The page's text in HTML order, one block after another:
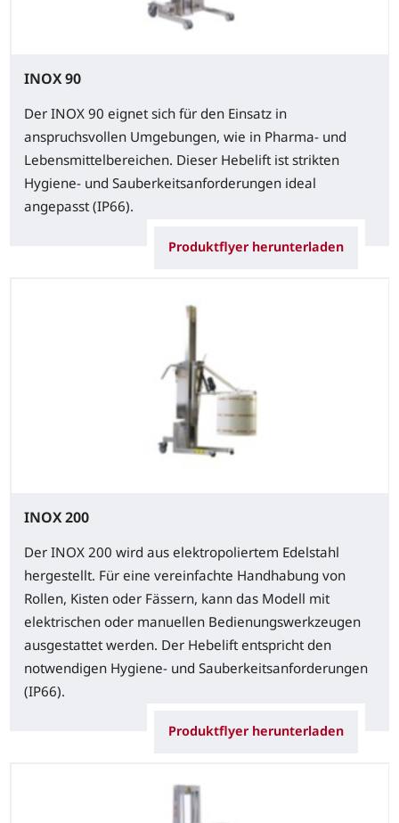
INOX 90
Der INOX 90 eignet sich für den Einsatz in
anspruchsvollen Umgebungen, wie in Pharma- und
Lebensmittelbereichen. Dieser Hebelift ist strikten
Hygiene- und Sauberkeitsanforderungen ideal
angepasst (IP66).
Produktflyer herunterladen
INOX 200
Der INOX 200 wird aus elektropoliertem Edelstahl
hergestellt. Für eine vereinfachte Handhabung von
Rollen, Kisten oder Fässern, kann das Modell mit
elektrischen oder manuellen Bedienungswerkzeugen
ausgestattet werden. Der Hebelift entspricht den
notwendigen Hygiene- und Sauberkeitsanforderungen
(IP66).
Produktflyer herunterladen